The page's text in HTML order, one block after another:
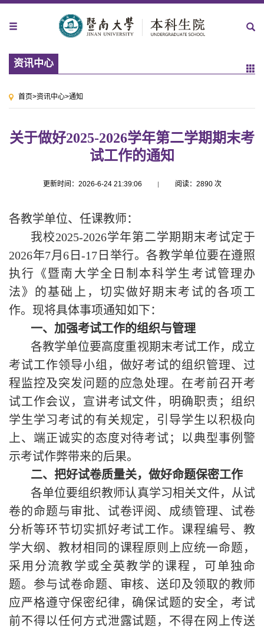
资讯中心
首页>资讯中心>通知
关于做好2025-2026学年第二学期期末考
试工作的通知
更新时间：2026-6-24 21:39:06 阅读： 2890 次
各教学单位、任课教师：
我校2025-2026学年第二学期期末考试定于
2026年7月6日-17日举行。各教学单位要在遵照
执行《暨南大学全日制本科学生考试管理办
法》的基础上，切实做好期末考试的各项工
作。现将具体事项通知如下：
一、加强考试工作的组织与管理
各教学单位要高度重视期末考试工作，成立
考试工作领导小组，做好考试的组织管理、过
程监控及突发问题的应急处理。在考前召开考
试工作会议，宣讲考试文件，明确职责；组织
学生学习考试的有关规定，引导学生以积极向
上、端正诚实的态度对待考试；以典型事例警
示考试作弊带来的后果。
二、把好试卷质量关，做好命题保密工作
各单位要组织教师认真学习相关文件，从试
卷的命题与审批、试卷评阅、成绩管理、试卷
分析等环节切实抓好考试工作。课程编号、教
学大纲、教材相同的课程原则上应统一命题，
采用分流教学或全英教学的课程，可单独命
题。参与试卷命题、审核、送印及领取的教师
应严格遵守保密纪律，确保试题的安全，考试
前不得以任何方式泄露试题，不得在网上传送